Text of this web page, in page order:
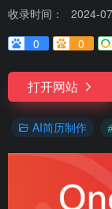
收录时间：
2024-
0
0
打开网站
AI简历制作